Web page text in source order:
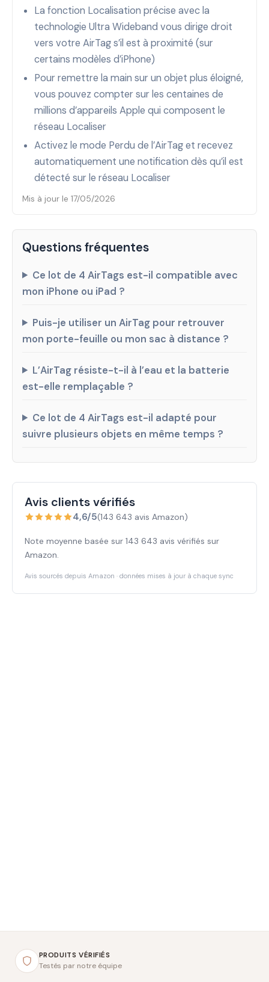
La fonction Localisation précise avec la
technologie Ultra Wideband vous dirige droit
vers votre AirTag s’il est à proximité (sur
certains modèles d’iPhone)
Pour remettre la main sur un objet plus éloigné,
vous pouvez compter sur les centaines de
millions d’appareils Apple qui composent le
réseau Localiser
Activez le mode Perdu de l’AirTag et recevez
automatiquement une notification dès qu’il est
détecté sur le réseau Localiser
Mis à jour le 17/05/2026
Questions fréquentes
Ce lot de 4 AirTags est-il compatible avec
mon iPhone ou iPad ?
Puis-je utiliser un AirTag pour retrouver
mon porte-feuille ou mon sac à distance ?
L’AirTag résiste-t-il à l’eau et la batterie
est-elle remplaçable ?
Ce lot de 4 AirTags est-il adapté pour
suivre plusieurs objets en même temps ?
Avis clients vérifiés
4,6/5(143 643 avis Amazon)
Note moyenne basée sur 143 643 avis vérifiés sur
Amazon.
Avis sourcés depuis Amazon · données mises à jour à chaque sync
PRODUITS VÉRIFIÉS
Testés par notre équipe